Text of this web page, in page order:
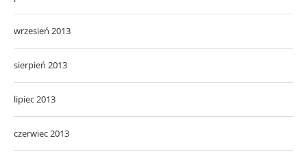
wrzesień 2013
sierpień 2013
lipiec 2013
czerwiec 2013